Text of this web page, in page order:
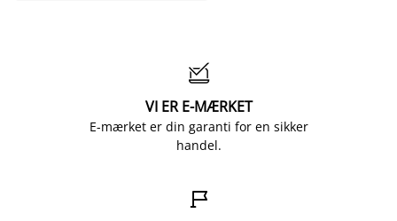

VI ER E-MÆRKET
E-mærket er din garanti for en sikker
handel.
